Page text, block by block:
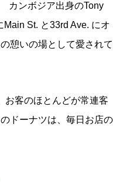
カンボジア出身のTony
St. と33rd Ave. にオ
憩いの場として愛されて
お客のほとんどが常連客
ドーナツは、毎日お店の